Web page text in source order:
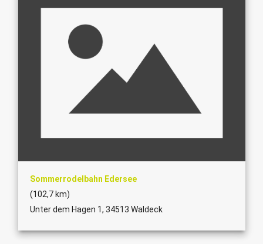
Sommerrodelbahn Edersee
(102,7 km)
Unter dem Hagen 1, 34513 Waldeck